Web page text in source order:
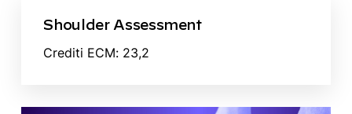
Shoulder Assessment
Crediti ECM: 23,2